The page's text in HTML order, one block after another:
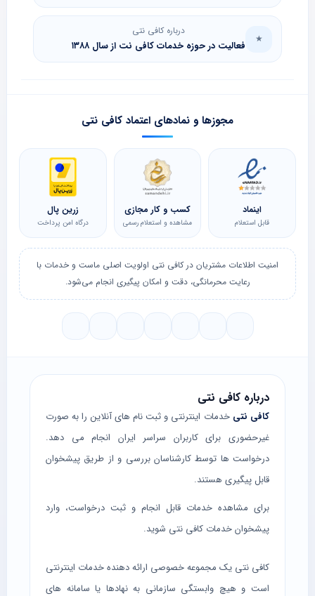
★
درباره کافی نتی
فعالیت در حوزه خدمات کافی نت از سال ۱۳۸۸
مجوزها و نمادهای اعتماد کافی نتی
اینماد
قابل استعلام
کسب و کار مجازی
مشاهده و استعلام رسمی
زرین پال
درگاه امن پرداخت
امنیت اطلاعات مشتریان در کافی نتی اولویت اصلی ماست و خدمات با
رعایت محرمانگی، دقت و امکان پیگیری انجام می‌شود.
درباره کافی نتی
کافی نتی خدمات اینترنتی و ثبت نام های آنلاین را به صورت
غیرحضوری برای کاربران سراسر ایران انجام می دهد.
درخواست ها توسط کارشناسان بررسی و از طریق پیشخوان
قابل پیگیری هستند.
برای مشاهده خدمات قابل انجام و ثبت درخواست، وارد
پیشخوان خدمات کافی نتی شوید.
کافی نتی یک مجموعه خصوصی ارائه دهنده خدمات اینترنتی
است و هیچ وابستگی سازمانی به نهادها یا سامانه های